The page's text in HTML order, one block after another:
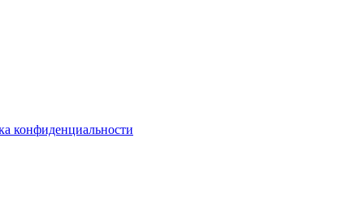
конфиденциальности